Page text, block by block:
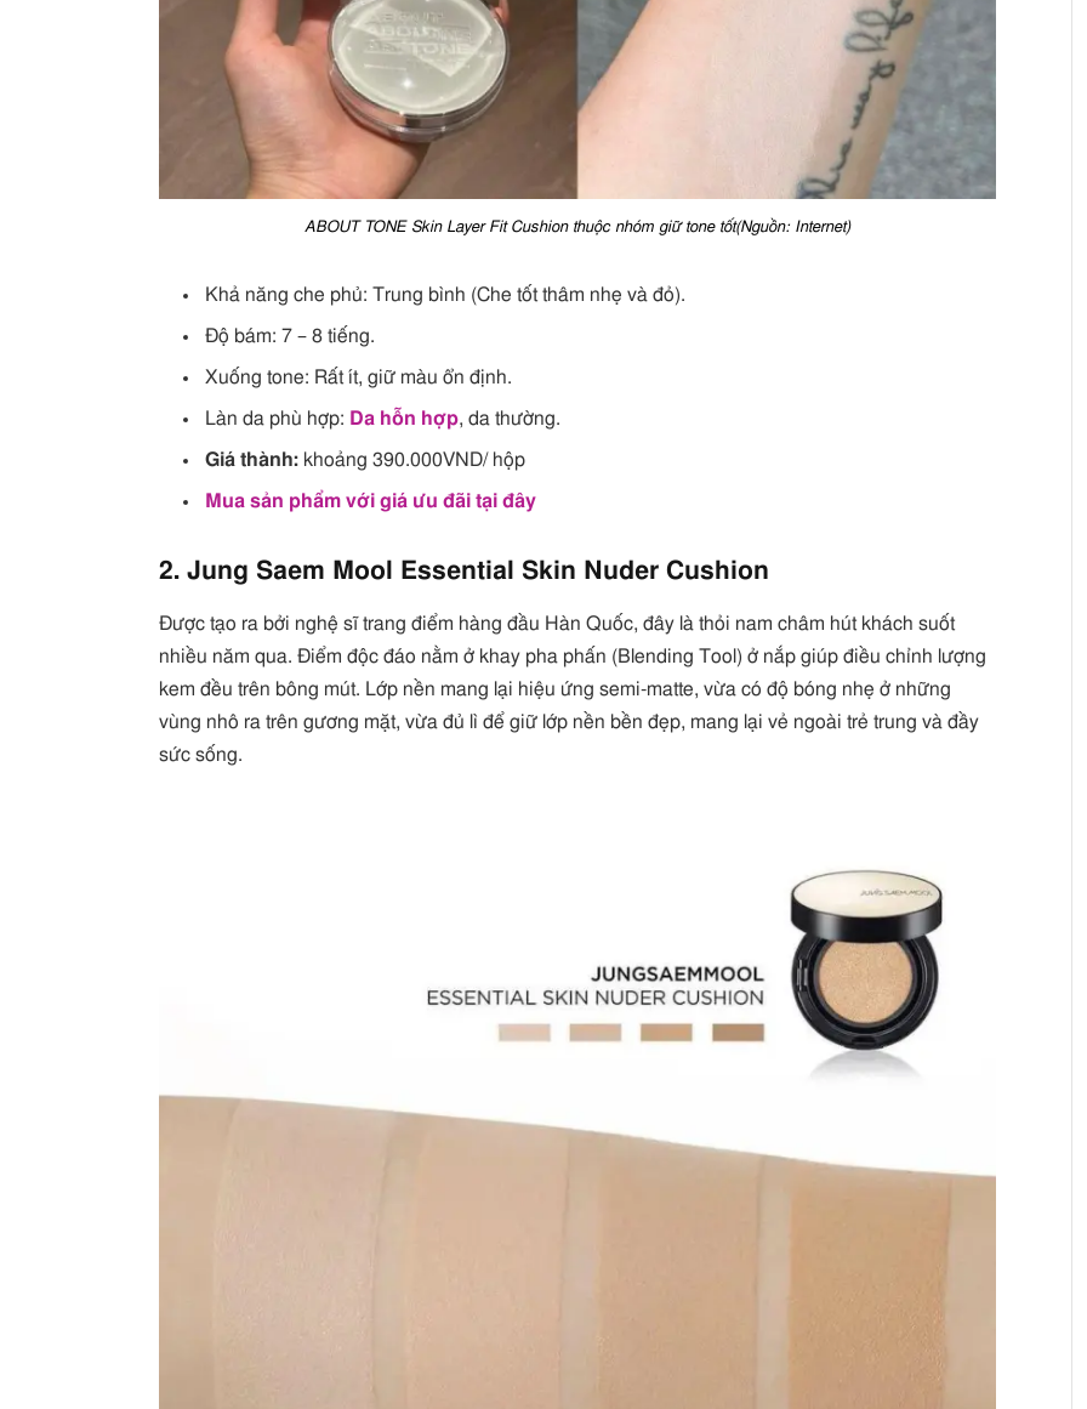
ABOUT TONE Skin Layer Fit Cushion thuộc nhóm giữ tone tốt(Nguồn: Internet)
Khả năng che phủ: Trung bình (Che tốt thâm nhẹ và đỏ).
Độ bám: 7 – 8 tiếng.
Xuống tone: Rất ít, giữ màu ổn định.
Làn da phù hợp: Da hỗn hợp, da thường.
Giá thành: khoảng 390.000VND/ hộp
Mua sản phẩm với giá ưu đãi tại đây
2. Jung Saem Mool Essential Skin Nuder Cushion
Được tạo ra bởi nghệ sĩ trang điểm hàng đầu Hàn Quốc, đây là thỏi nam châm hút khách suốt
nhiều năm qua. Điểm độc đáo nằm ở khay pha phấn (Blending Tool) ở nắp giúp điều chỉnh lượng
kem đều trên bông mút. Lớp nền mang lại hiệu ứng semi-matte, vừa có độ bóng nhẹ ở những
vùng nhô ra trên gương mặt, vừa đủ lì để giữ lớp nền bền đẹp, mang lại vẻ ngoài trẻ trung và đầy
sức sống.